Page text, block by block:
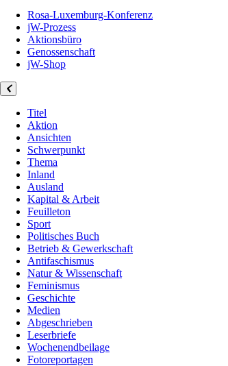
Rosa-Luxemburg-Konferenz
jW-Prozess
Aktionsbüro
Genossenschaft
jW-Shop
Titel
Aktion
Ansichten
Schwerpunkt
Thema
Inland
Ausland
Kapital & Arbeit
Feuilleton
Sport
Politisches Buch
Betrieb & Gewerkschaft
Antifaschismus
Natur & Wissenschaft
Feminismus
Geschichte
Medien
Abgeschrieben
Leserbriefe
Wochenendbeilage
Fotoreportagen